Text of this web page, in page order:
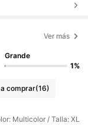
Ver más
Grande
1%
comprar(16)
Multicolor / Talla: XL